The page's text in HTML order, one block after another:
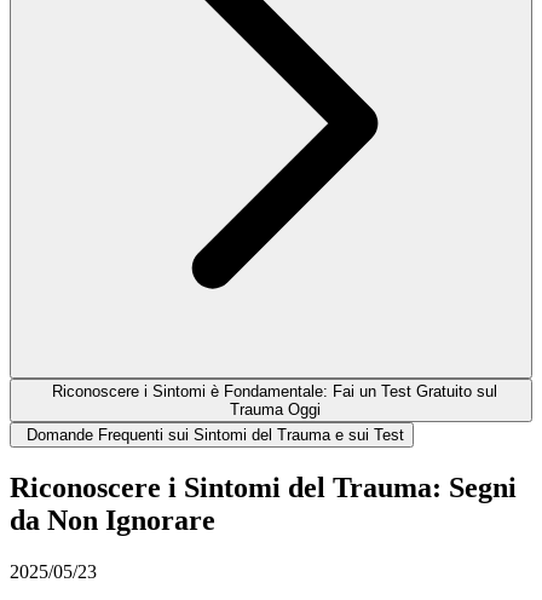
Riconoscere i Sintomi è Fondamentale: Fai un Test Gratuito sul
Trauma Oggi
Domande Frequenti sui Sintomi del Trauma e sui Test
Riconoscere i Sintomi del Trauma: Segni
da Non Ignorare
2025/05/23